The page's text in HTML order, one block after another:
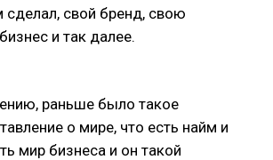
сделал, свой бренд, свою
и так далее.
раньше было такое
о мире, что есть найм и
мир бизнеса и он такой